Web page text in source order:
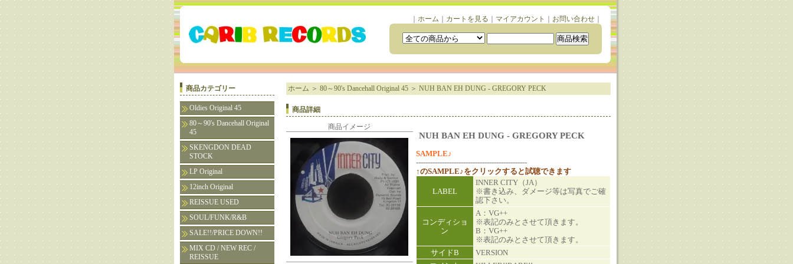
ホーム カートを見る マイアカウント お問い合わせ｜
商品カテゴリー
Oldies Original 45
80～90's Dancehall Original
45
SKENGDON DEAD
STOCK
LP Original
12inch Original
REISSUE USED
SOUL/FUNK/R&B
SALE!!/PRICE DOWN!!
MIX CD / NEW REC /
REISSUE
ホーム ＞ 80～90's Dancehall Original 45＞ NUH BAN EH DUNG - GREGORY PECK
商品詳細
商品イメージ
NUH BAN EH DUNG - GREGORY PECK
SAMPLE♪
-----------------------------------------------
↑のSAMPLE♪をクリックすると試聴できます
LABEL
INNER CITY（JA）
※書き込み、ダメージ等は写真でご確
認下さい。
コンディショ
ン
A：VG++
※表記のみとさせて頂きます。
B：VG++
※表記のみとさせて頂きます。
サイドB
VERSION